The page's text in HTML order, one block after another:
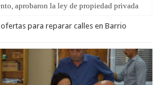
aprobaron la ley de propiedad privada
para reparar calles en Barrio